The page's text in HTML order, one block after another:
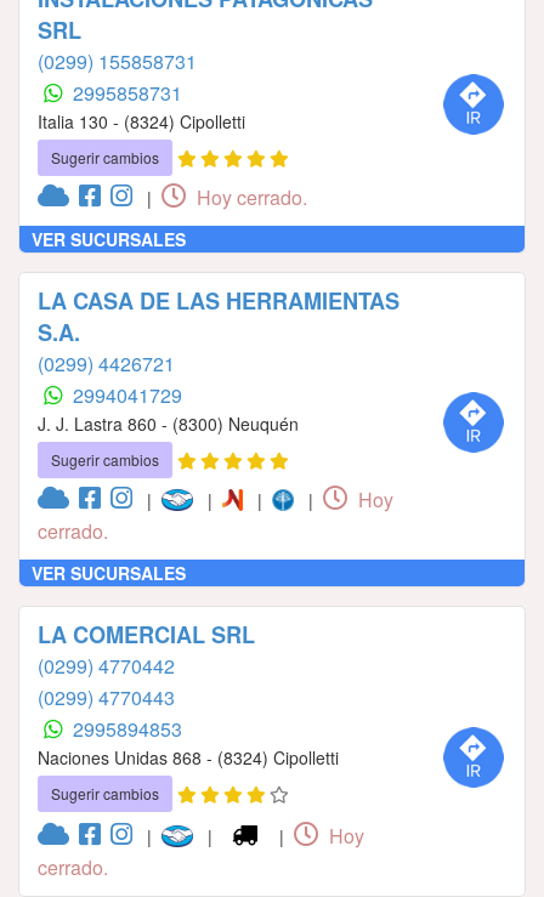
SRL
(0299) 155858731
2995858731
Italia 130 - (8324) Cipolletti
Sugerir cambios
| Hoy cerrado.
VER SUCURSALES
LA CASA DE LAS HERRAMIENTAS
S.A.
(0299) 4426721
2994041729
J. J. Lastra 860 - (8300) Neuquén
Sugerir cambios
| | | |
Hoy
cerrado.
VER SUCURSALES
LA COMERCIAL SRL
(0299) 4770442
(0299) 4770443
2995894853
Naciones Unidas 868 - (8324) Cipolletti
Sugerir cambios
| | |
Hoy
cerrado.